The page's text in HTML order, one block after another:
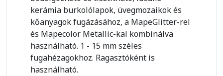
kerámia burkolólapok, üvegmozaikok és
kőanyagok fugázásához, a MapeGlitter-rel
és Mapecolor Metallic-kal kombinálva
használható. 1 - 15 mm széles
fugahézagokhoz. Ragasztóként is
használható.